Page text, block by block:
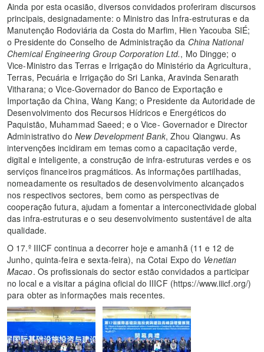
Ainda por esta ocasião, diversos convidados proferiram discursos
principais, designadamente: o Ministro das Infra-estruturas e da
Manutenção Rodoviária da Costa do Marfim, Hien Yacouba SIÉ;
o Presidente do Conselho de Administração da China National
Chemical Engineering Group Corporation Ltd., Mo Dingge; o
Vice-Ministro das Terras e Irrigação do Ministério da Agricultura,
Terras, Pecuária e Irrigação do Sri Lanka, Aravinda Senarath
Vitharana; o Vice-Governador do Banco de Exportação e
Importação da China, Wang Kang; o Presidente da Autoridade de
Desenvolvimento dos Recursos Hídricos e Energéticos do
Paquistão, Muhammad Saeed; e o Vice- Governador e Director
Administrativo do New Development Bank, Zhou Qiangwu. As
intervenções incidiram em temas como a capacitação verde,
digital e inteligente, a construção de infra-estruturas verdes e os
serviços financeiros pragmáticos. As informações partilhadas,
nomeadamente os resultados de desenvolvimento alcançados
nos respectivos sectores, bem como as perspectivas de
cooperação futura, ajudam a fomentar a interconectividade global
das infra-estruturas e o seu desenvolvimento sustentável de alta
qualidade.
O 17.º IIICF continua a decorrer hoje e amanhã (11 e 12 de
Junho, quinta-feira e sexta-feira), na Cotai Expo do Venetian
Macao. Os profissionais do sector estão convidados a participar
no local e a visitar a página oficial do IIICF (https://www.iiicf.org/)
para obter as informações mais recentes.